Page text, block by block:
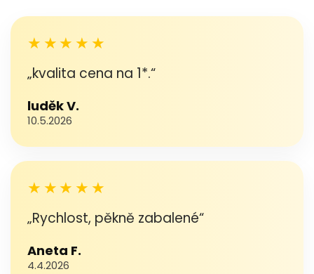
★★★★★
„kvalita cena na 1*.“
luděk V.
10.5.2026
★★★★★
„Rychlost, pěkně zabalené“
Aneta F.
4.4.2026